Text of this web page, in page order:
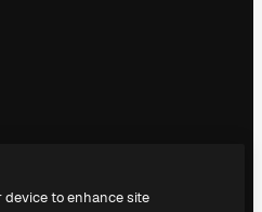
device to enhance site